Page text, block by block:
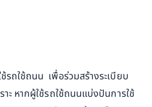
รถใช้ถนน เพื่อร่วมสร้างระเบียบ
ะ หากผู้ใช้รถใช้ถนนแบ่งปันการใช้